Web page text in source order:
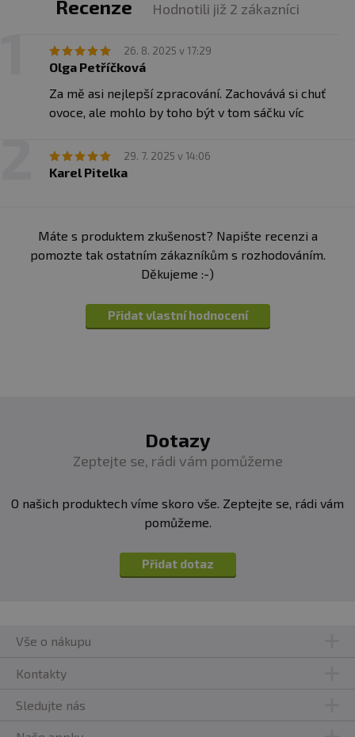
Recenze Hodnotili již 2 zákazníci
26. 8. 2025 v 17:29
Olga Petříčková
Za mě asi nejlepší zpracování. Zachovává si chuť
ovoce, ale mohlo by toho být v tom sáčku víc
29. 7. 2025 v 14:06
Karel Pitelka
Máte s produktem zkušenost? Napište recenzi a
pomozte tak ostatním zákazníkům s rozhodováním.
Děkujeme :-)
Přidat vlastní hodnocení
Dotazy
Zeptejte se, rádi vám pomůžeme
O našich produktech víme skoro vše. Zeptejte se, rádi vám
pomůžeme.
Přidat dotaz
Vše o nákupu
Kontakty
Sledujte nás